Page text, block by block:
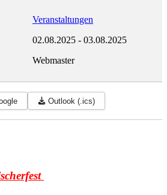
Veranstaltungen
02.08.2025 - 03.08.2025
Webmaster
Outlook (.ics)